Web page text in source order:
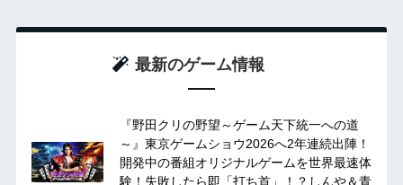
最新のゲーム情報
『野田クリの野望～ゲーム天下統一への道
～』東京ゲームショウ2026へ2年連続出陣！
開発中の番組オリジナルゲームを世界最速体
験！失敗したら即「打ち首」！？しんや＆青